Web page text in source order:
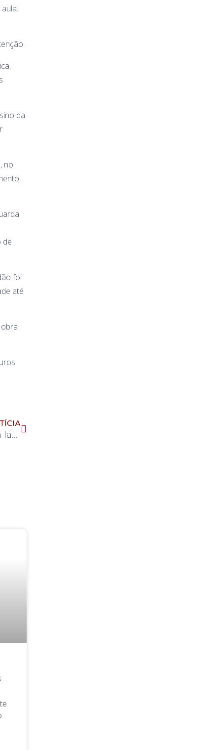
da
no
de
foi
até
Como manter uma alimentação saudável sem lactose?